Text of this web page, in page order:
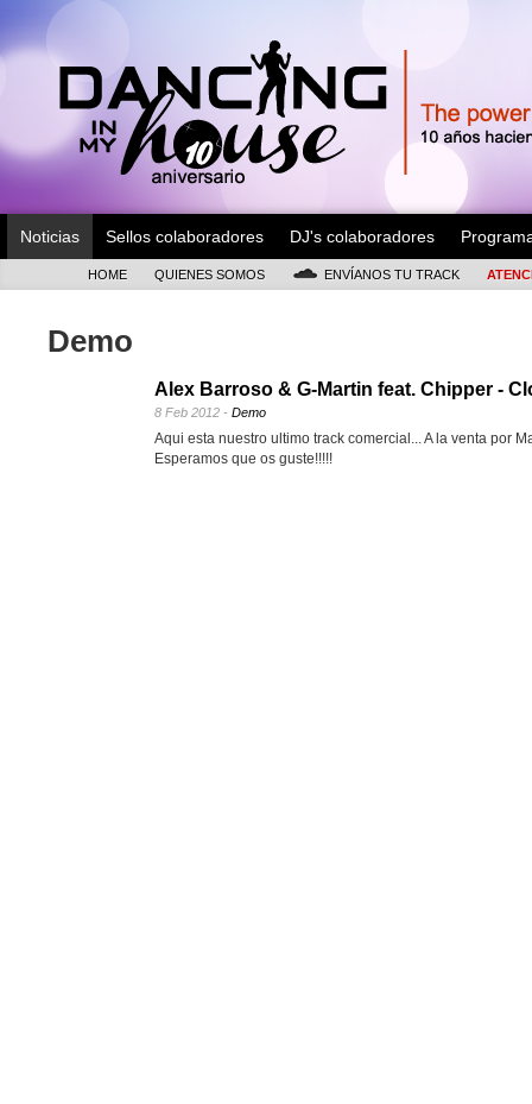
Noticias Sellos colaboradores DJ's colaboradores
HOME QUIENES SOMOS ENVÍANOS TU TRACK
Demo
Alex Barroso & G-Martin feat. Chipper -
8 Feb 2012 - Demo
Aqui esta nuestro ultimo track comercial... A la venta por
Esperamos que os guste!!!!!